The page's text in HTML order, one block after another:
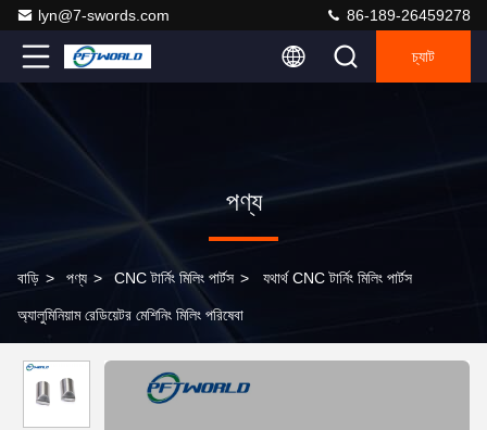
lyn@7-swords.com 86-189-26459278
চ্যাট
পণ্য
বাড়ি > পণ্য > CNC টার্নিং মিলিং পার্টস > যথার্থ CNC টার্নিং মিলিং পার্টস
অ্যালুমিনিয়াম রেডিয়েটর মেশিনিং মিলিং পরিষেবা